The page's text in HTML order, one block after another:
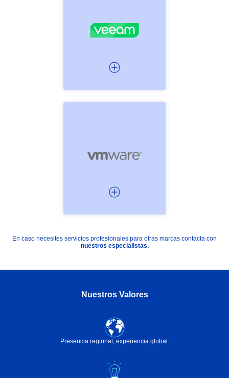
En caso necesites servicios profesionales para otras marcas contacta con
nuestros especialistas.
Nuestros Valores
Presencia regional, experiencia global.